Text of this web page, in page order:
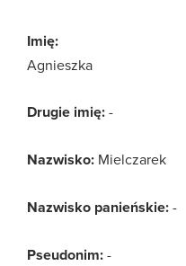
Imię:
Agnieszka
Drugie imię:-
Nazwisko: Mielczarek
Nazwisko panieńskie:-
Pseudonim:-